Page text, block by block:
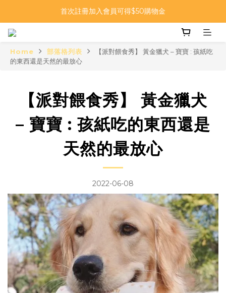
寵物派對 Let's Paw Party | 毛孩的高品質味覺饗宴
首次註冊加入會員可得$50購物金
寵物派對 Let's Paw Party | 毛孩的高品質味覺饗宴
Home 部落格列表
【派對餵食秀】 黃金獵犬 – 寶寶 : 孩紙吃
的東西還是天然的最放心
【派對餵食秀】 黃金獵犬
– 寶寶 : 孩紙吃的東西還是
天然的最放心
2022-06-08